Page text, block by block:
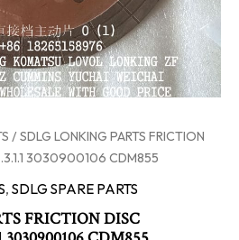
/ SDLG LONKING PARTS FRICTION
3030900106 CDM855
, SDLG SPARE PARTS
FRICTION DISC